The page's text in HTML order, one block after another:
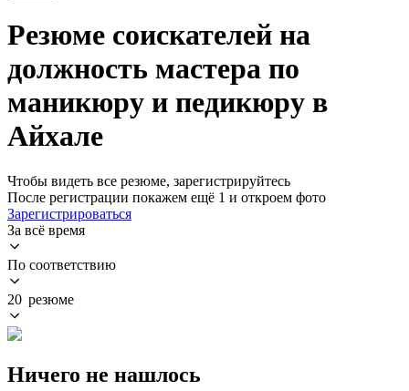
Резюме соискателей на
должность мастера по
маникюру и педикюру в
Айхале
Чтобы видеть все резюме, зарегистрируйтесь
После регистрации покажем ещё 1 и откроем фото
Зарегистрироваться
За всё время
По соответствию
20 резюме
Ничего не нашлось